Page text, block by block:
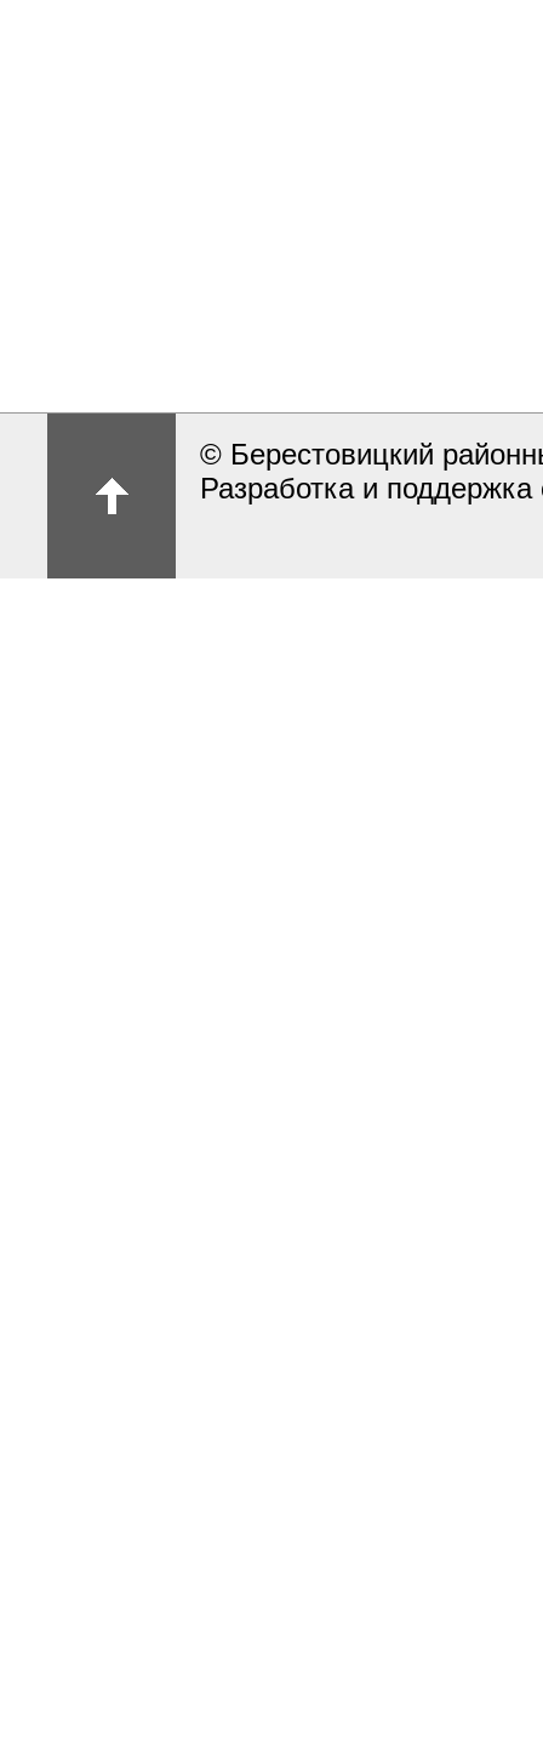
© Берестовицкий
Разработка и поддержка